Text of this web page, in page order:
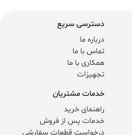
دسترسی سریع
درباره ما
تماس با ما
همکاری با ما
تجهیزات
خدمات مشتریان
راهنمای خرید
خدمات پس از فروش
درخواست قطعات سفارشی